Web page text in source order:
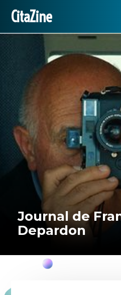
CitaZine
Journal de
Depardon